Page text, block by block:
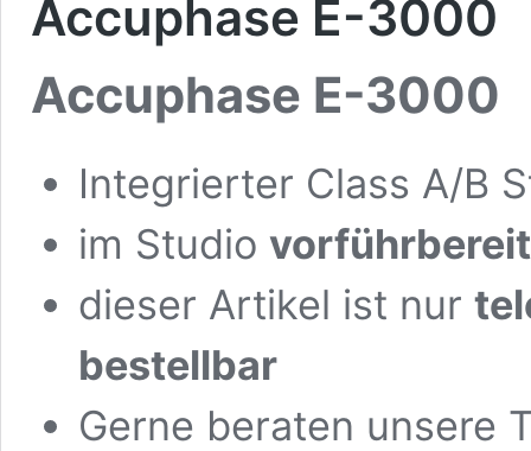
Accuphase E-3000
Accuphase E-3000
Integrierter Class A/B
im Studio vorführbereit
dieser Artikel ist nur
bestellbar
Gerne beraten unsere